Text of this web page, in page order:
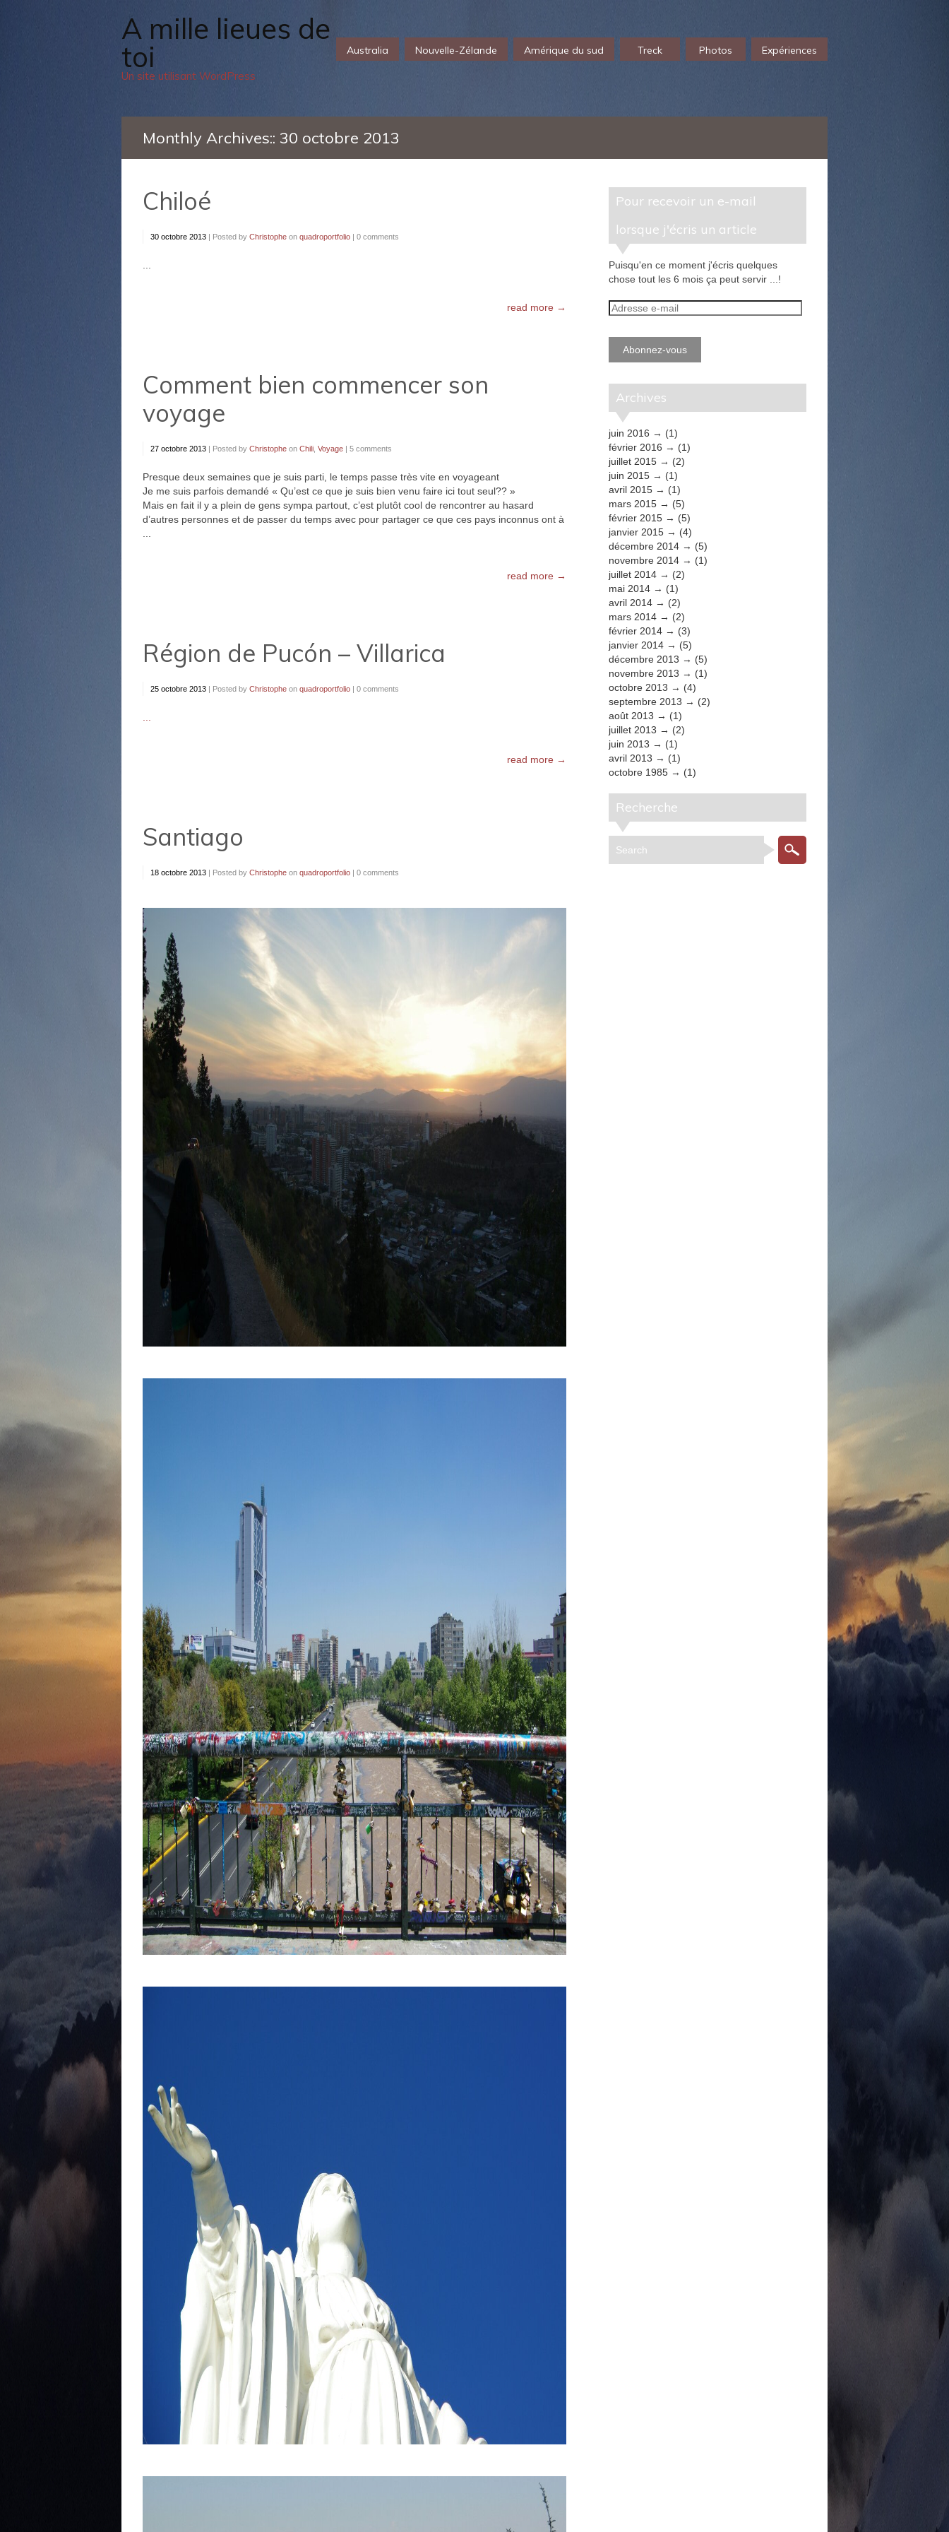
Australia Nouvelle-Zélande Amérique du sud Treck Photos Expériences
A mille lieues de
toi
Un site utilisant WordPress
Monthly Archives:: 30 octobre 2013
Chiloé
30 octobre 2013 | Posted by Christophe on quadroportfolio | 0 comments
read more →
Comment bien commencer son
voyage
27 octobre 2013 | Posted by Christophe on Chili Voyage | 5 comments
Presque deux semaines que je suis parti, le temps passe très vite en voyageant
Je me suis parfois demandé « Qu’est ce que je suis bien venu faire ici tout seul?? »
Mais en fait il y a plein de gens sympa partout, c’est plutôt cool de rencontrer au hasard
d’autres personnes et de passer du temps avec pour partager ce que ces pays inconnus ont à
read more →
Région de Pucón – Villarica
25 octobre 2013 | Posted by Christophe on quadroportfolio | 0 comments
read more →
Santiago
18 octobre 2013 | Posted by Christophe on quadroportfolio | 0 comments
Pour recevoir un e-mail
lorsque j'écris un article
Puisqu'en ce moment j'écris quelques
chose tout les 6 mois ça peut servir ...!
Adresse
mail
Abonnez-vous
Archives
juin 2016
(1)
février 2016
(1)
juillet 2015
(2)
juin 2015
(1)
avril 2015
(1)
mars 2015
(5)
février 2015
(5)
janvier 2015
(4)
décembre 2014
(5)
novembre 2014
(1)
juillet 2014
(2)
mai 2014
(1)
avril 2014
(2)
mars 2014
(2)
février 2014
(3)
janvier 2014
(5)
décembre 2013
(5)
novembre 2013
(1)
octobre 2013
(4)
septembre 2013
(2)
août 2013
(1)
juillet 2013
(2)
juin 2013
(1)
avril 2013
(1)
octobre 1985
(1)
Recherche